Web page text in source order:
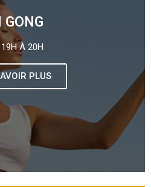
GONG
19H À 20H
PLUS